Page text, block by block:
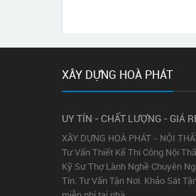
XÂY DỰNG HOÀ PHÁT
UY TÍN - CHẤT LƯỢNG - GIÁ
XÂY DỰNG HOÀ PHÁT - NỘI
Tư Vấn Thiết Kế Thi Công Nội
Kỹ Sư Thợ Lành Nghề Chuyên
Tín. Tư Vấn Tận Nơi. Khảo Sát